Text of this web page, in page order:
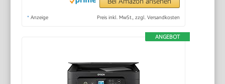
* Anzeige Preis inkl. MwSt., zzgl. Versandkosten
ANGEBOT